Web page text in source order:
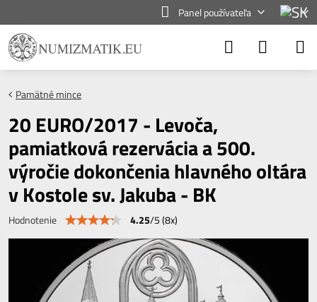
Panel používateľa
Pamätné mince
20 EURO/2017 - Levoča,
pamiatková rezervácia a 500.
výročie dokončenia hlavného oltára
v Kostole sv. Jakuba - BK
Hodnotenie 4.25/5(8x)